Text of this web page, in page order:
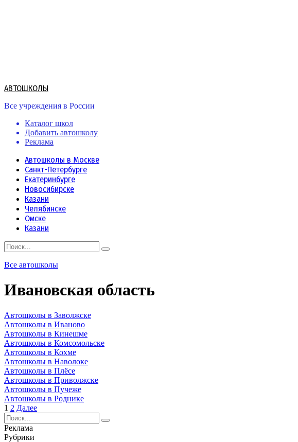
АВТОШКОЛЫ
Все учреждения в России
Каталог школ
Добавить автошколу
Реклама
Автошколы в Москве
Санкт-Петербурге
Екатеринбурге
Новосибирске
Казани
Челябинске
Омске
Казани
Search
for:
Все автошколы
Ивановская область
Автошколы в Заволжске
Автошколы в Иваново
Автошколы в Кинешме
Автошколы в Комсомольске
Автошколы в Кохме
Автошколы в Наволоке
Автошколы в Плёсе
Автошколы в Приволжске
Автошколы в Пучеже
Автошколы в Роднике
Пагинация
записей
1 2 Далее
Search
for:
Реклама
Рубрики